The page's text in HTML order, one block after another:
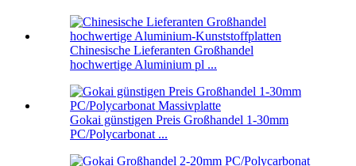
Chinesische Lieferanten Großhandel
hochwertige Aluminium pl ...
Gokai günstigen Preis Großhandel 1-30mm
PC/Polycarbonat ...